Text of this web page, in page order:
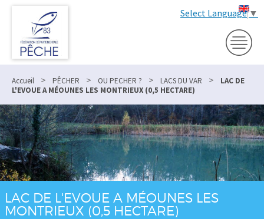
Select Language▼
Accueil > PÊCHER > OU PECHER ? > LACS DU VAR >
LAC DE
L'EVOUE A MÉOUNES LES MONTRIEUX (0,5 HECTARE)
LAC DE L'EVOUE A MÉOUNES LES
MONTRIEUX (0,5 HECTARE)